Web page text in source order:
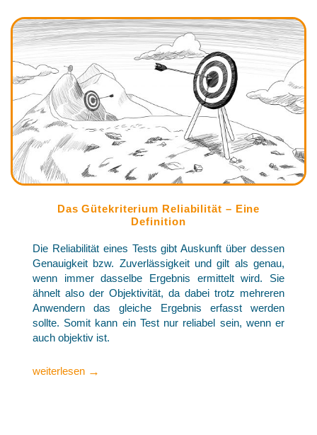
Das Gütekriterium Reliabilität – Eine
Definition
Die Reliabilität eines Tests gibt Auskunft über dessen
Genauigkeit bzw. Zuverlässigkeit und gilt als genau,
wenn immer dasselbe Ergebnis ermittelt wird. Sie
ähnelt also der Objektivität, da dabei trotz mehreren
Anwendern das gleiche Ergebnis erfasst werden
sollte. Somit kann ein Test nur reliabel sein, wenn er
auch objektiv ist.
weiterlesen →